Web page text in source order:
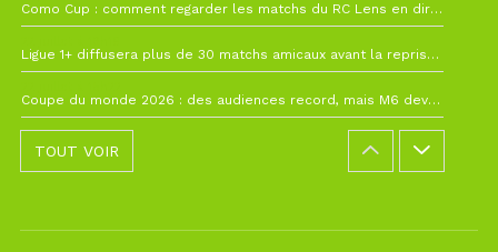
Como Cup : comment regarder les matchs du RC Lens en direct ?
Ligue 1+ diffusera plus de 30 matchs amicaux avant la reprise de la Ligue 1
Coupe du monde 2026 : des audiences record, mais M6 devrait perdre très gros !
TOUT VOIR